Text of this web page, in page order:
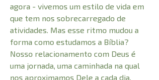
agora - vivemos um estilo de vida em
que tem nos sobrecarregado de
atividades. Mas esse ritmo mudou a
forma como estudamos a Bíblia?
Nosso relacionamento com Deus é
uma jornada, uma caminhada na qual
nos aproximamos Dele a cada dia.